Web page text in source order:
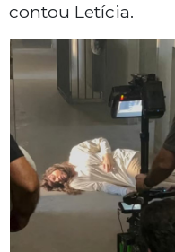
contou Letícia.